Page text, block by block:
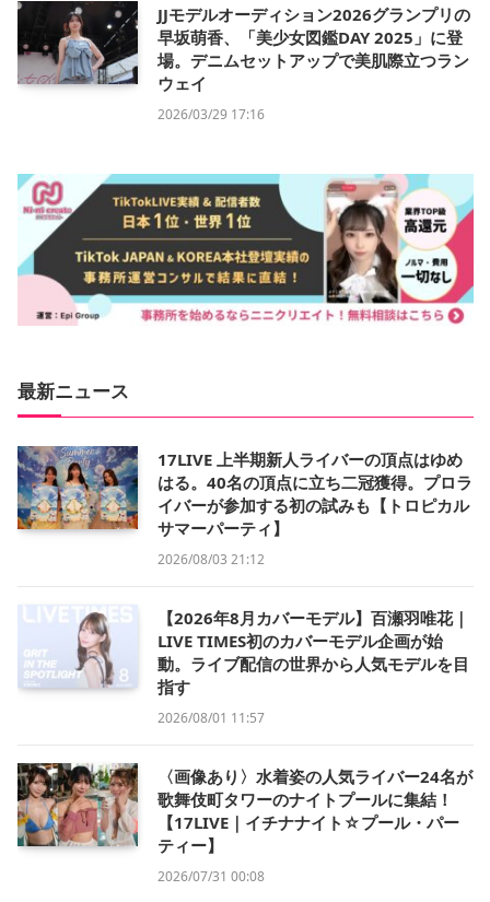
JJモデルオーディション2026グランプリの
早坂萌香、「美少女図鑑DAY 2025」に登
場。デニムセットアップで美肌際立つラン
ウェイ
2026/03/29 17:16
最新ニュース
17LIVE 上半期新人ライバーの頂点はゆめ
はる。40名の頂点に立ち二冠獲得。プロラ
イバーが参加する初の試みも【トロピカル
サマーパーティ】
2026/08/03 21:12
【2026年8月カバーモデル】百瀬羽唯花｜
LIVE TIMES初のカバーモデル企画が始
動。ライブ配信の世界から人気モデルを目
指す
2026/08/01 11:57
〈画像あり〉水着姿の人気ライバー24名が
歌舞伎町タワーのナイトプールに集結！
【17LIVE｜イチナナイト☆プール・パー
ティー】
2026/07/31 00:08